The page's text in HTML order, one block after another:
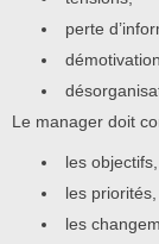
perte
démotivation,
Le manager doit
les objectifs,
les priorités,
les